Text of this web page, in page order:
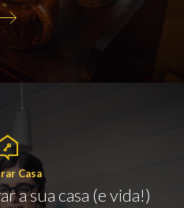
Casa
a sua casa (e vida!)